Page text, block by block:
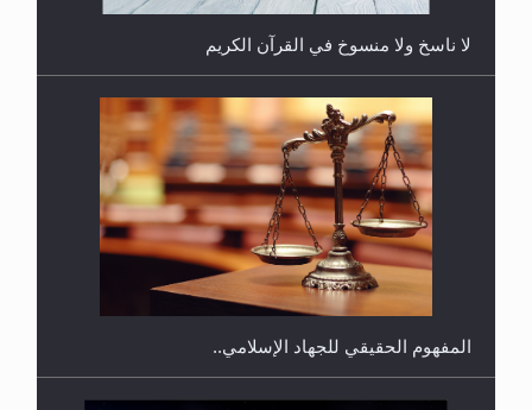
هل يجوز فتح مشروع كوافير نسائي للمحجبات وغير
المحجبات؟
لا ناسخ ولا منسوخ في القرآن الكريم
المفهوم الحقيقي للجهاد الإسلامي..